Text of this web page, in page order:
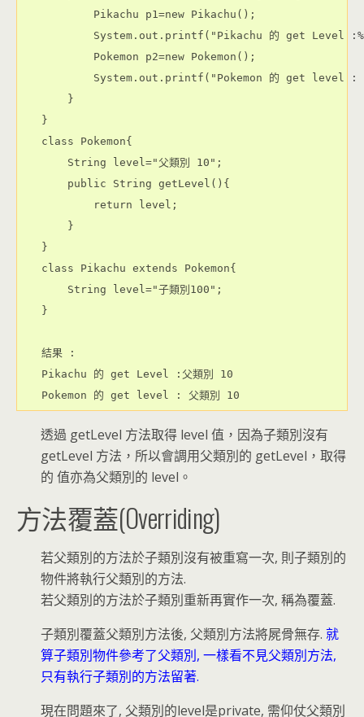
        Pikachu p1=new Pikachu();
System.out.printf("Pikachu 的 get Level
        Pokemon p2=new Pokemon();
System.out.printf("Pokemon 的 get level :
    }
}
class Pokemon{
    String level="父類別 10";
    public String getLevel(){
        return level;
    }
}
class Pikachu extends Pokemon{
    String level="子類別100";
}
結果 :
Pikachu 的 get Level :父類別 10
Pokemon 的 get level : 父類別 10
透過 getLevel 方法取得 level 值，因為子類別沒有
getLevel 方法，所以會調用父類別的 getLevel，取得
的 值亦為父類別的 level。
方法覆蓋(Overriding)
若父類別的方法於子類別沒有被重寫一次, 則子類別的
物件將執行父類別的方法.
若父類別的方法於子類別重新再實作一次, 稱為覆蓋.
子類別覆蓋父類別方法後, 父類別方法將屍骨無存. 就
算子類別物件參考了父類別, 一樣看不見父類別方法,
只有執行子類別的方法留著.
現在問題來了, 父類別的level是private, 需仰仗父類別